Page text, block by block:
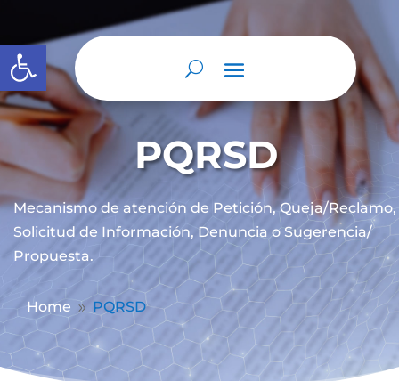
Abrir barra de herramientas
PQRSD
Mecanismo de atención de Petición, Queja/Reclamo,
Solicitud de Información, Denuncia o Sugerencia/
Propuesta.
Home 9 PQRSD